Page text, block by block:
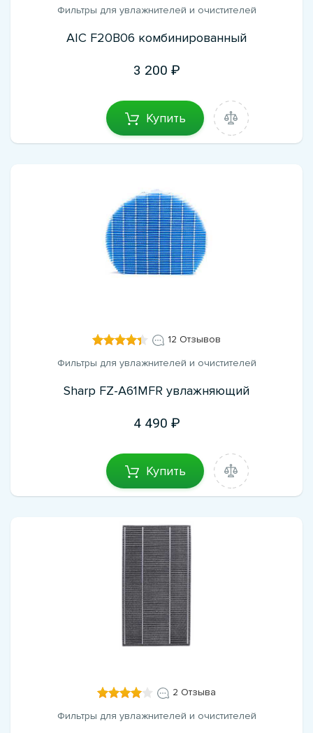
Фильтры для увлажнителей и очистителей
AIC F20B06 комбинированный
3 200
Купить
12 Отзывов
Фильтры для увлажнителей и очистителей
Sharp FZ-A61MFR увлажняющий
4 490
Купить
2 Отзыва
Фильтры для увлажнителей и очистителей